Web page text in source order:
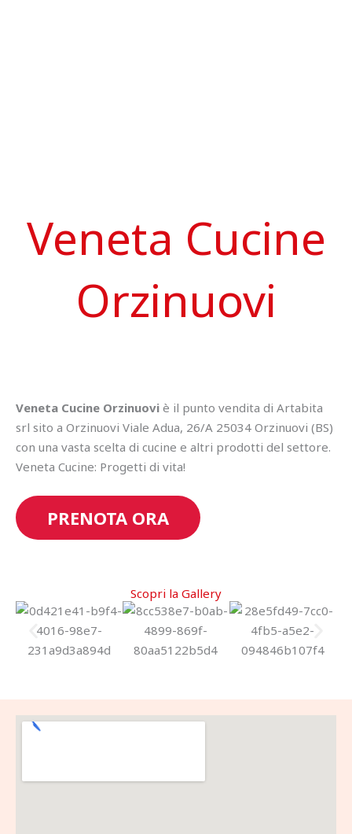
Veneta Cucine
Orzinuovi
Veneta Cucine Orzinuovi è il punto vendita di Artabita
srl sito a Orzinuovi Viale Adua, 26/A 25034 Orzinuovi (BS)
con una vasta scelta di cucine e altri prodotti del settore.
Veneta Cucine: Progetti di vita!
PRENOTA ORA
Scopri la Gallery